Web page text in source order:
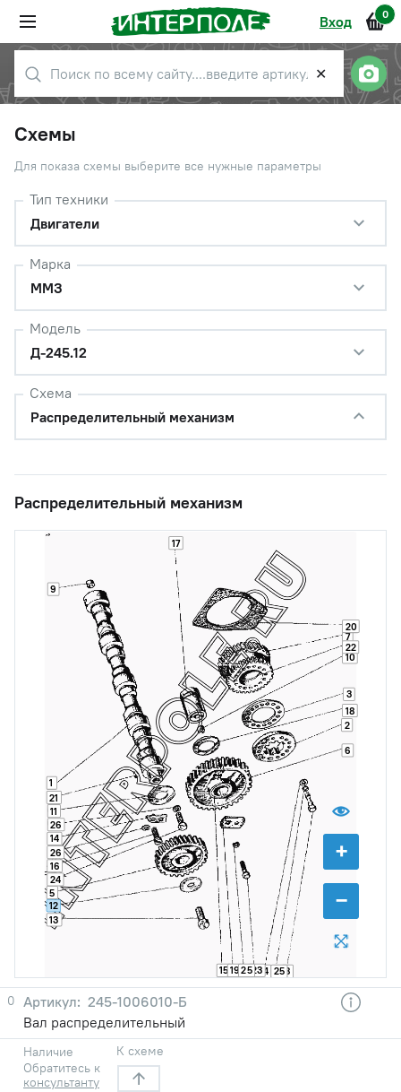
Вход 0
✕
Схемы
Для показа схемы выберите все нужные параметры
Тип техники
Двигатели
Марка
ММЗ
Модель
Д-245.12
Схема
Распределительный механизм
Распределительный механизм
+
−
1
2
3
4
5
6
7
8
9
10
11
12
13
14
15
16
17
18
19
20
21
22
23
24
25 25
26
26
0
245-1006010-Б
Вал распределительный
Наличие
Обратитесь к
консультанту
К схеме